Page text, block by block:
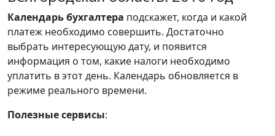
Календарьбухгалтера подскажет, когда и какой
платеж необходимо совершить. Достаточно
выбрать интересующую дату, и появится
информация о том, какие налоги необходимо
уплатить в этот день. Календарь обновляется в
режиме реального времени.
Полезные сервисы: